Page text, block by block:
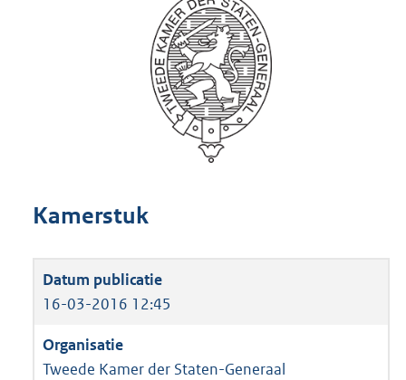
Kamerstuk
16-03-2016 12:45
Tweede Kamer der Staten-Generaal